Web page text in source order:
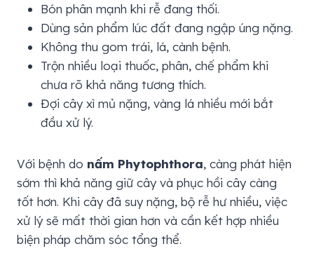
Bón phân mạnh khi rễ đang thối.
Dùng sản phẩm lúc đất đang ngập úng nặng.
Không thu gom trái, lá, cành bệnh.
Trộn nhiều loại thuốc, phân, chế phẩm khi
chưa rõ khả năng tương thích.
Đợi cây xì mủ nặng, vàng lá nhiều mới bắt
đầu xử lý.
Với bệnh do nấm Phytophthora, càng phát hiện
sớm thì khả năng giữ cây và phục hồi cây càng
tốt hơn. Khi cây đã suy nặng, bộ rễ hư nhiều, việc
xử lý sẽ mất thời gian hơn và cần kết hợp nhiều
biện pháp chăm sóc tổng thể.